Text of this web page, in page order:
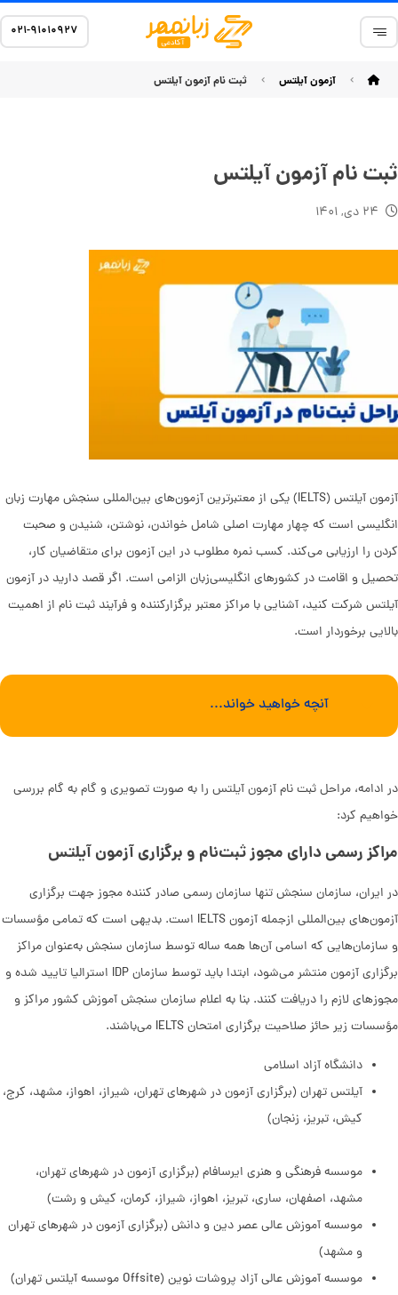
۰۲۱-۹۱۰۱۰۹۲۷
آزمون آیلتس ثبت نام آزمون آیلتس
ثبت نام آزمون آیلتس
۲۴ دی, ۱۴۰۱
آزمون آیلتس (IELTS) یکی از معتبرترین آزمون‌های بین‌المللی سنجش مهارت زبان
انگلیسی است که چهار مهارت اصلی شامل خواندن، نوشتن، شنیدن و صحبت
کردن را ارزیابی می‌کند. کسب نمره مطلوب در این آزمون برای متقاضیان کار،
تحصیل و اقامت در کشورهای انگلیسی‌زبان الزامی است. اگر قصد دارید در آزمون
آیلتس شرکت کنید، آشنایی با مراکز معتبر برگزارکننده و فرآیند ثبت نام از اهمیت
بالایی برخوردار است.
آنچه خواهید خواند...
در ادامه، مراحل ثبت نام آزمون آیلتس را به صورت تصویری و گام به گام بررسی
خواهیم کرد:
مراکز رسمی دارای مجوز ثبت‌نام و برگزاری آزمون آیلتس
در ایران، سازمان سنجش تنها سازمان رسمی صادر کننده مجوز جهت برگزاری
آزمون‌های بین‌المللی ازجمله آزمون IELTS است. بدیهی است که تمامی مؤسسات
و سازمان‌هایی که اسامی آن‌ها همه ساله توسط سازمان سنجش به‌عنوان مراکز
برگزاری آزمون منتشر می‌شود، ابتدا باید توسط سازمان IDP استرالیا تایید شده و
مجوزهای لازم را دریافت کنند. بنا به اعلام سازمان سنجش آموزش کشور مراکز و
مؤسسات زیر حائز صلاحیت برگزاری امتحان IELTS می‌باشند.
دانشگاه آزاد اسلامی
آیلتس تهران (برگزاری آزمون در شهرهای تهران، شیراز، اهواز، مشهد، کرج،
کیش، تبریز، زنجان)
موسسه فرهنگی و هنری ایرسافام (برگزاری آزمون در شهرهای تهران،
مشهد، اصفهان، ساری، تبریز، اهواز، شیراز، کرمان، کیش و رشت)
موسسه آموزش عالی عصر دین و دانش (برگزاری آزمون در شهرهای تهران
و مشهد)
موسسه آموزش عالی آزاد پروشات نوین (Offsite موسسه آیلتس تهران)